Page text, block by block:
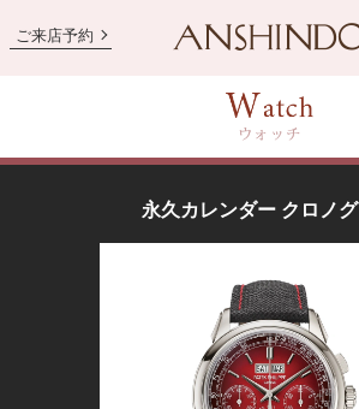
ご来店予約
永久カレンダー クロノ